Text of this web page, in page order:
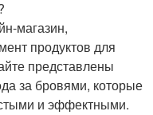
магазин,
продуктов для
представлены
за бровями, которые
и эффектными.